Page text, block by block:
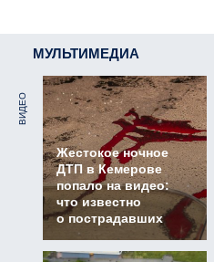
МУЛЬТИМЕДИА
ВИДЕО
Жестокое ночное
ДТП в Кемерове
попало на видео:
что известно
о пострадавших